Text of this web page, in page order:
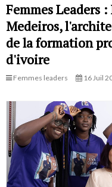
Femmes Leaders
Medeiros,
de la formation
d'ivoire
Femmes leaders 16 Juil